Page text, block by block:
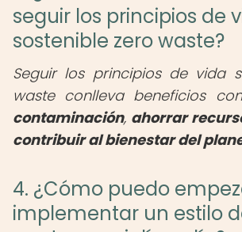
seguir los principios de
sostenible zero waste?
Seguir los principios de vida
waste conlleva beneficios
contaminación, ahorrar
contribuir al bienestar del
4. ¿Cómo puedo
implementar un estilo